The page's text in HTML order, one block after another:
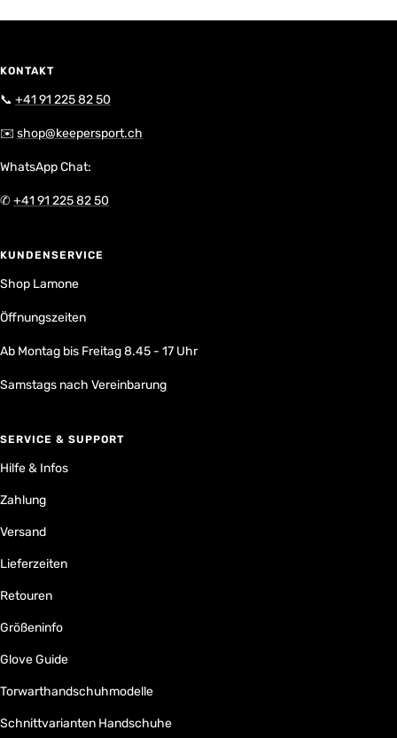
KONTAKT
📞 +41 91 225 82 50
✉️ shop@keepersport.ch
WhatsApp Chat:
✆+41 91 225 82 50
KUNDENSERVICE
Shop Lamone
Öffnungszeiten
Ab Montag bis Freitag 8.45 - 17 Uhr
Samstags nach Vereinbarung
SERVICE & SUPPORT
Hilfe & Infos
Zahlung
Versand
Lieferzeiten
Retouren
Größeninfo
Glove Guide
Torwarthandschuhmodelle
Schnittvarianten Handschuhe